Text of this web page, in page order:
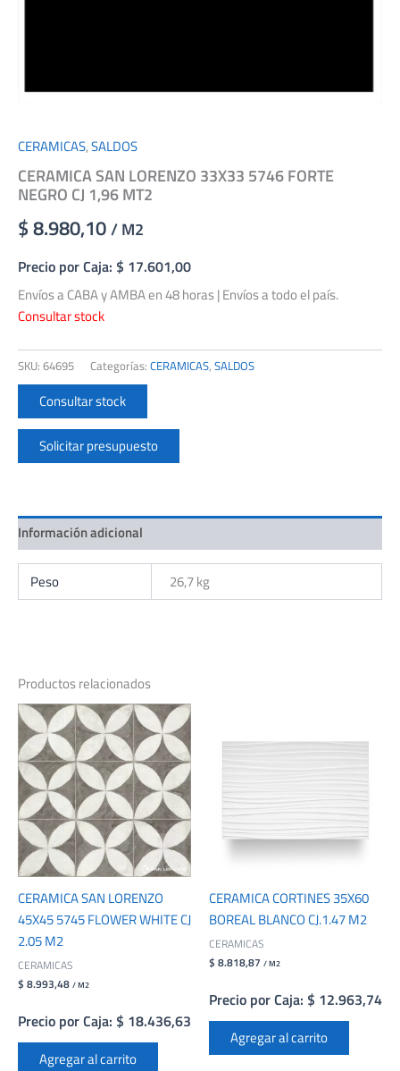
CERAMICAS,SALDOS
CERAMICA SAN LORENZO 33X33 5746 FORTE
NEGRO CJ 1,96 MT2
$ 8.980,10/ M2
Precio por Caja: $ 17.601,00
Envíos a CABA y AMBA en 48 horas | Envíos a todo el país.
Consultar stock
SKU: 64695 Categorías: CERAMICAS, SALDOS
Consultar stock
Solicitar presupuesto
Información adicional
Peso 26,7 kg
Productos relacionados
CERAMICA SAN LORENZO
45X45 5745 FLOWER WHITE CJ
2.05 M2
CERAMICAS
$ 8.993,48 / M2
Precio por Caja: $ 18.436,63
Agregar al carrito
CERAMICA CORTINES 35X60
BOREAL BLANCO CJ.1.47 M2
CERAMICAS
$ 8.818,87 / M2
Precio por Caja: $ 12.963,74
Agregar al carrito